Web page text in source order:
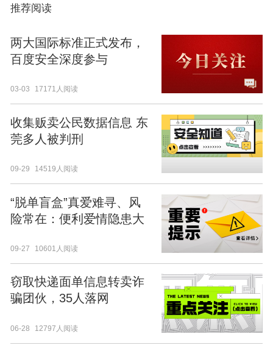
推荐阅读
两大国际标准正式发布，
百度安全深度参与
03-03 17171人阅读
收集贩卖公民数据信息 东
莞多人被判刑
09-29 14519人阅读
“脱单盲盒”真爱难寻、风
险常在：便利爱情隐患大
09-27 10601人阅读
窃取快递面单信息转卖诈
骗团伙，35人落网
06-28 12797人阅读